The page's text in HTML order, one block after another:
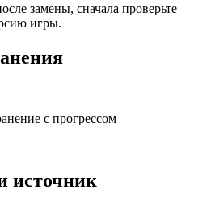
замены, сначала проверьте
игры.
с прогрессом
источник